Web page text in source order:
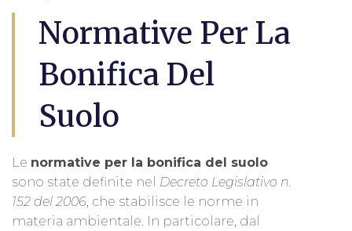
Normative Per La
Bonifica Del
Suolo
Le normative per la bonifica del suolo
sono state definite nel Decreto Legislativo n.
152 del 2006, che stabilisce le norme in
materia ambientale. In particolare, dal